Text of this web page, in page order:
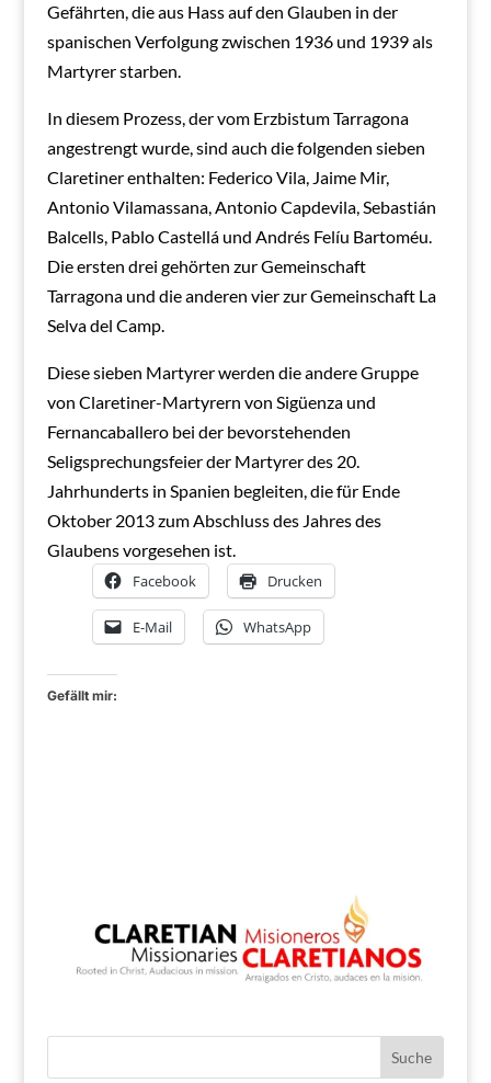
Gefährten, die aus Hass auf den Glauben in der
spanischen Verfolgung zwischen 1936 und 1939 als
Martyrer starben.
In diesem Prozess, der vom Erzbistum Tarragona
angestrengt wurde, sind auch die folgenden sieben
Claretiner enthalten: Federico Vila, Jaime Mir,
Antonio Vilamassana, Antonio Capdevila, Sebastián
Balcells, Pablo Castellá und Andrés Felíu Bartoméu.
Die ersten drei gehörten zur Gemeinschaft
Tarragona und die anderen vier zur Gemeinschaft La
Selva del Camp.
Diese sieben Martyrer werden die andere Gruppe
von Claretiner-Martyrern von Sigüenza und
Fernancaballero bei der bevorstehenden
Seligsprechungsfeier der Martyrer des 20.
Jahrhunderts in Spanien begleiten, die für Ende
Oktober 2013 zum Abschluss des Jahres des
Glaubens vorgesehen ist.
Facebook Drucken
E-Mail WhatsApp
Gefällt mir: